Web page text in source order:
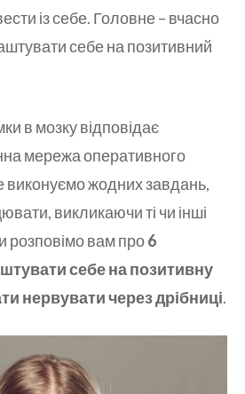
із себе. Головне – вчасно
себе на позитивний
в мозку відповідає
мережа оперативного
виконуємо жодних завдань,
викликаючи ті чи інші
розповімо вам про6
себе на позитивну
нервувати через дрібниці.